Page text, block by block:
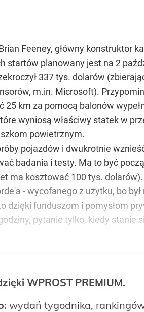
Feeney, główny konstruktor
startów planowany jest na 2
337 tys. dolarów
m.in. Microsoft).
km za pomocą balonów
wyniosą właściwy statek w
powietrznym.
pojazdów i dwukrotnie
badania i testy. Ma to być
ma kosztować 100 tys.
- wycofanego z użytku, bo był
dzięki funduszom i pomysłom
pytanie tylko, kiedy stanie
WPROST PREMIUM.
wydań tygodnika,